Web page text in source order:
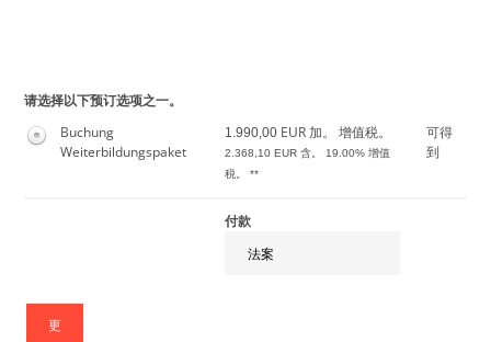
请选择以下预订选项之一。
Buchung
Weiterbildungspaket
1.990,00 EUR 加。 增值税。
2.368,10 EUR 含。 19.00% 增值
税。 **
可得
到
付款
更